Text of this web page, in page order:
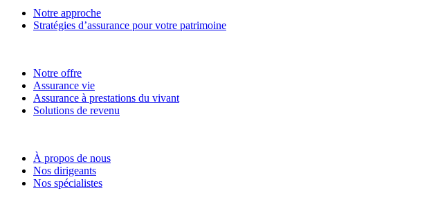
Notre approche
Stratégies d’assurance pour votre patrimoine
Notre offre
Assurance vie
Assurance à prestations du vivant
Solutions de revenu
À propos de nous
Nos dirigeants
Nos spécialistes